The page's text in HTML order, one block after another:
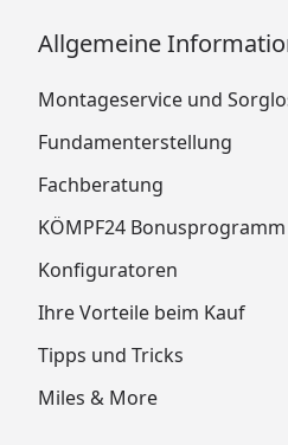
Allgemeine
Montageservice und
Fundamenterstellung
Fachberatung
KÖMPF24 Bonusprogramm
Konfiguratoren
Ihre Vorteile beim Kauf
Tipps und Tricks
Miles & More